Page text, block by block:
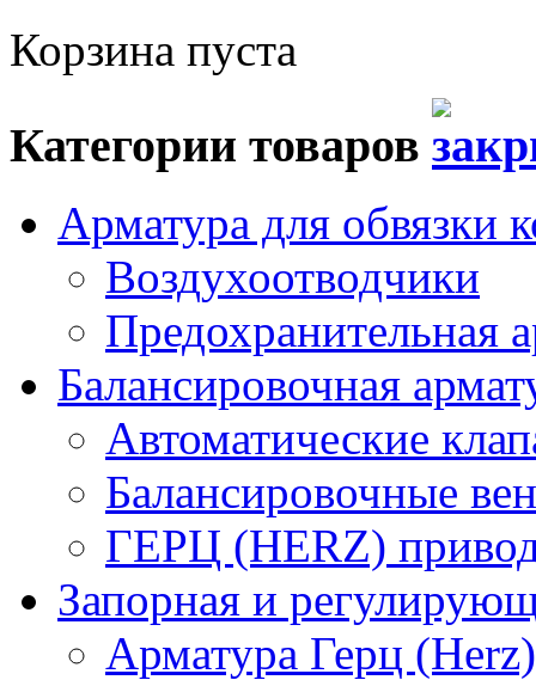
Корзина пуста
Категории товаров
Арматура для обвязки
Воздухоотводчики
Предохранительная
Балансировочная
Автоматические
Балансировочные
ГЕРЦ (HERZ)
Запорная и
Арматура Герц